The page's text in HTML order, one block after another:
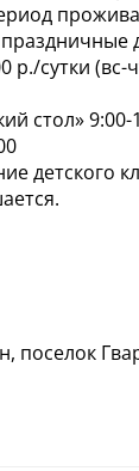
р./сутки (вс-
стол» 9:00-
детского
поселок